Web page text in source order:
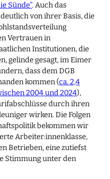
Sünde”. Auch das
von ihrer Basis, die
Vertrauen in
Institutionen, die
gelinde gesagt, im Eimer
dass dem DGB
kommen (ca. 2,4
2004 und 2024),
durch ihren
wirken. Die Folgen
bekommen wir
Arbeiter:innenklasse,
Betrieben, eine zutiefst
Stimmung unter den